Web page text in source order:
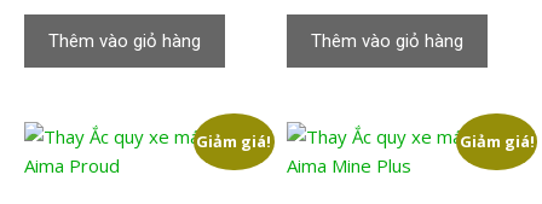
2.700.000,0₫.
2.240.000,0₫.
Thêm vào giỏ hàng
2.500.000,0₫.
Thêm vào giỏ hàng
Giảm giá! Giảm giá!